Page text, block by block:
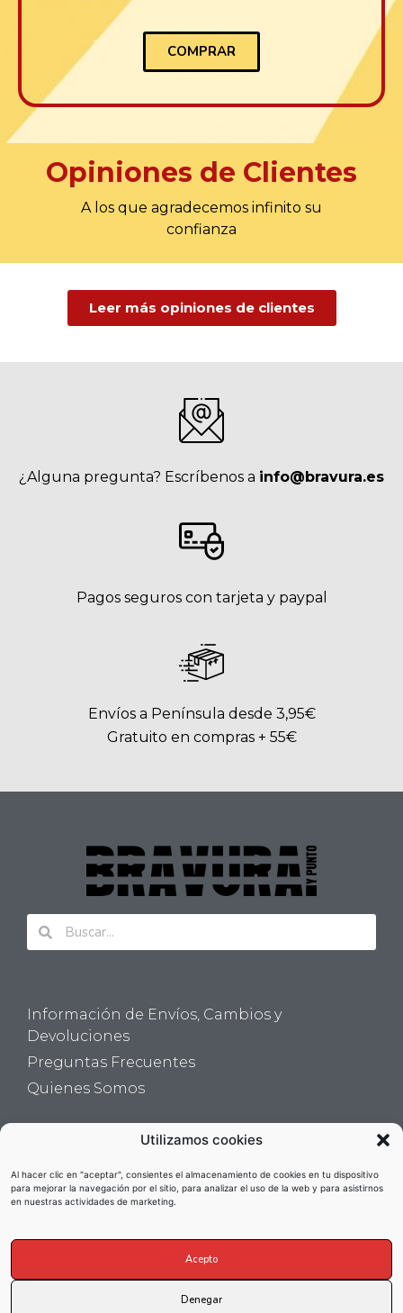
Utilizamos cookies
Al hacer clic en "aceptar", consientes el almacenamiento de cookies en tu dispositivo
para mejorar la navegación por el sitio, para analizar el uso de la web y para asistirnos
en nuestras actividades de marketing.
Acepto
Denegar
COMPRAR
Opiniones de Clientes
A los que agradecemos infinito su
confianza
Leer más opiniones de clientes
¿Alguna pregunta? Escríbenos a info@bravura.es
Pagos seguros con tarjeta y paypal
Envíos a Península desde 3,95€
Gratuito en compras + 55€
Información de Envíos, Cambios y
Devoluciones
Preguntas Frecuentes
Quienes Somos
diseños ¡antes de que estén en la web!